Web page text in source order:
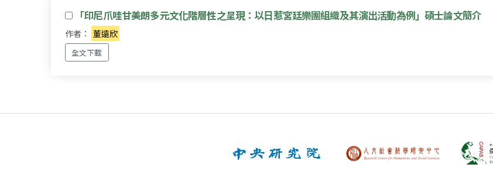
「印尼爪哇甘美朗多元文化階層性之呈現：以日惹宮廷樂團組織及其演出活動為例」碩士論文簡介
作者： 董遠欣
全文下載